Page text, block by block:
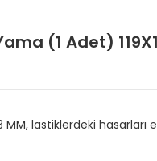
(1 Adet)
MM, lastiklerdeki